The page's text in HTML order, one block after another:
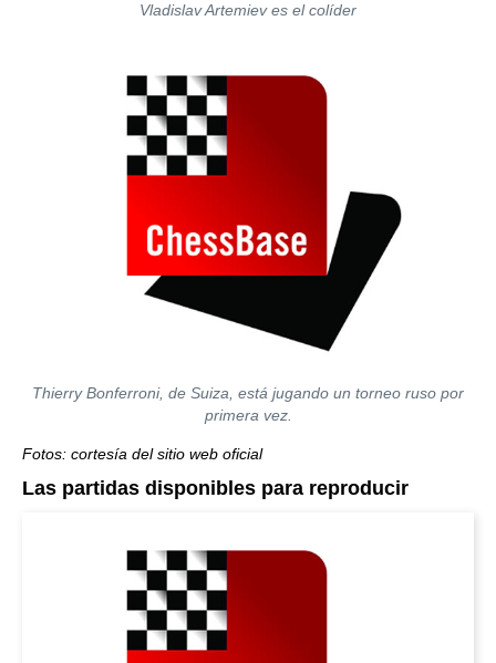
Vladislav Artemiev es el colíder
Thierry Bonferroni, de Suiza, está jugando un torneo ruso por
primera vez.
Fotos: cortesía del sitio web oficial
Las partidas disponibles para reproducir